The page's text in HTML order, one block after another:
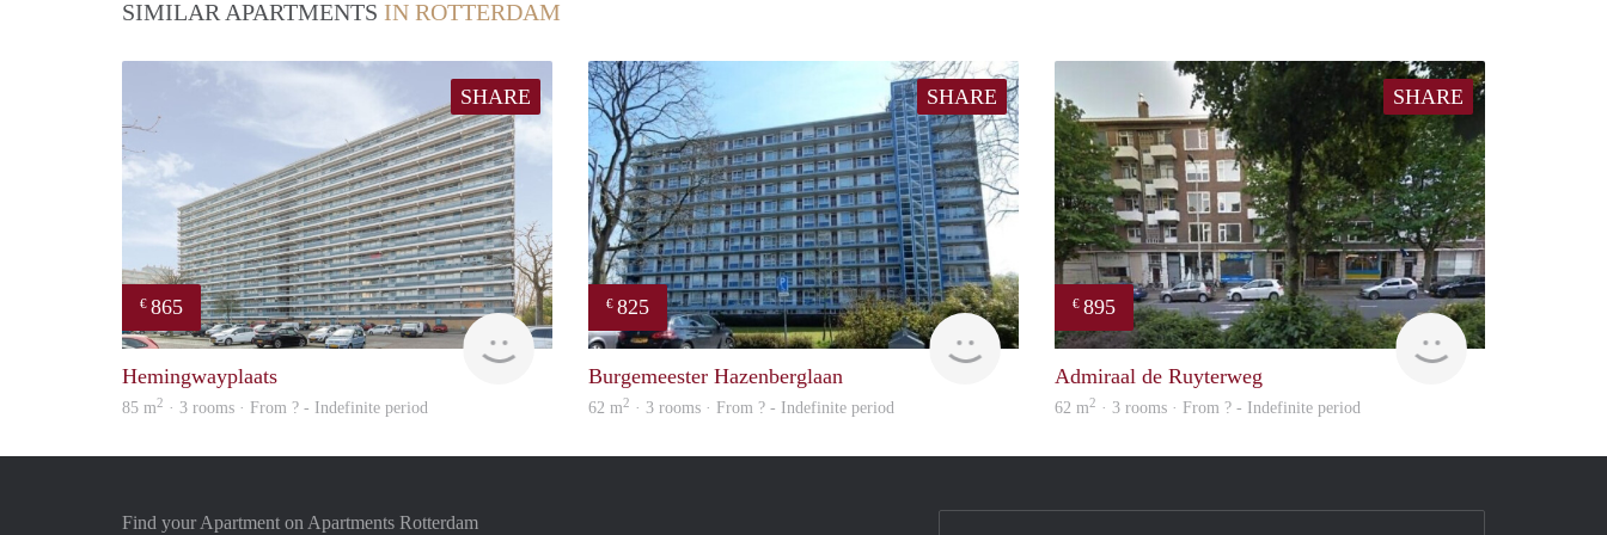
SIMILAR APARTMENTS IN ROTTERDAM
SHARE
€ 865
Woning
Hemingwayplaats
85 m2 · 3 rooms · From ? - Indefinite period
SHARE
€ 825
rent
Burgemeester Hazenberglaan
62 m2 · 3 rooms · From ? - Indefinite period
SHARE
€ 895
Woning
Admiraal de Ruyterweg
62 m2 · 3 rooms · From ? - Indefinite period
Find your Apartment on Apartments Rotterdam